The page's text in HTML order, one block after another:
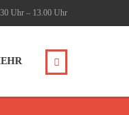
Uhr – 13.00 Uhr